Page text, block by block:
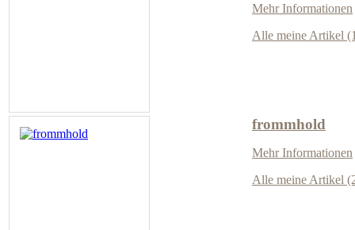
Mehr Informationen
Alle meine Artikel
frommhold
Mehr Informationen
Alle meine Artikel